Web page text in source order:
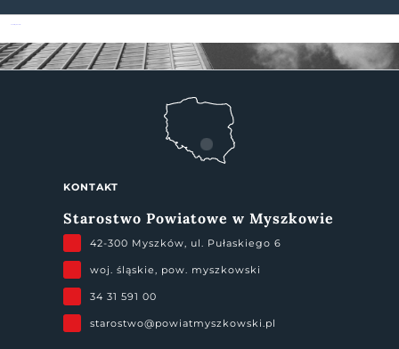
KONTAKT
Starostwo Powiatowe w Myszkowie
42-300 Myszków, ul. Pułaskiego 6
woj. śląskie, pow. myszkowski
34 31 591 00
starostwo@powiatmyszkowski.pl